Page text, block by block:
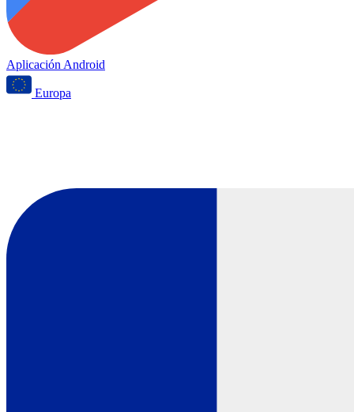
Aplicación Android
Europa